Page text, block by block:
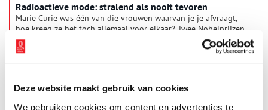
Deze website maakt gebruik van cookies
We gebruiken cookies om content en advertenties te
Ra­dio­ac­tie­ve mode: stra­lend als nooit te­vo­ren
Marie Curie was één van die vrouwen waarvan je je afvraagt,
hoe kreeg ze het toch allemaal voor elkaar? Twee Nobelprijzen
op zak, twee dochters gebaard (waarvan er ééntje ook weer
een Nobelprijs won), en zelfs op latere leeftijd liep ze er nog
altijd stralend bij.